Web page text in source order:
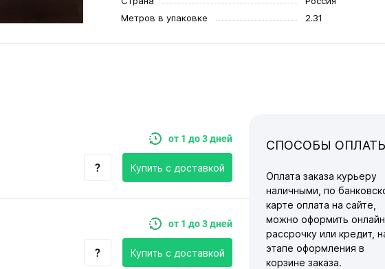
Метров в упаковке
2.31
от 1 до 3 дней
Купить c доставкой
от 1 до 3 дней
Купить c доставкой
СПОСОБЫ
Оплата заказа курьеру
наличными, по
карте оплата на сайте,
можно оформить онлайн
рассрочку или кредит,
этапе оформления в
корзине заказа.